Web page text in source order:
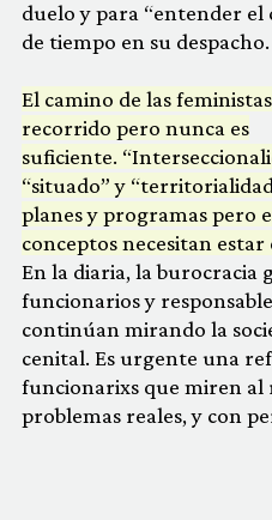
duelo y para “entender el
de tiempo en su despacho.
El camino de las
recorrido pero nunca es
suficiente.
“situado” y
planes y programas pero
conceptos necesitan
En la diaria, la burocracia
funcionarios y
continúan mirando la
cenital. Es urgente una
funcionarixs que miren al
problemas reales, y con